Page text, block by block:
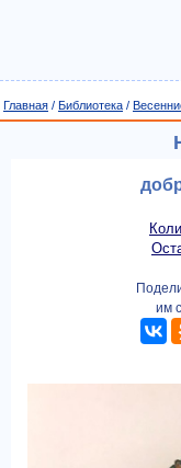
Главная / Библиотека /
им